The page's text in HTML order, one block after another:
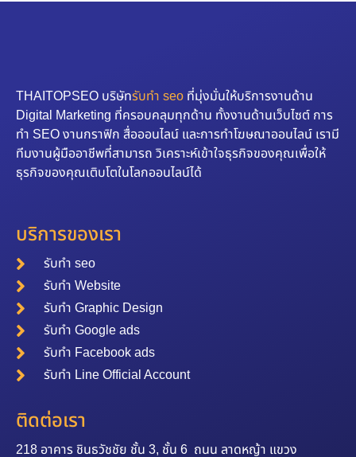
THAITOPSEO บริษัทรับทำ seo ที่มุ่งมั่นให้บริการงานด้าน
Digital Marketing ที่ครอบคลุมทุกด้าน ทั้งงานด้านเว็บไซต์ การ
ทำ SEO งานกราฟิก สื่อออนไลน์ และการทำโฆษณาออนไลน์ เรามี
ทีมงานผู้มืออาชีพที่สามารถ วิเคราะห์เข้าใจธุรกิจของคุณเพื่อให้
ธุรกิจของคุณเติบโตในโลกออนไลน์ได้
บริการของเรา
รับทำ seo
รับทำ Website
รับทำ Graphic Design
รับทำ Google ads
รับทำ Facebook ads
รับทำ Line Official Account
ติดต่อเรา
218 อาคาร ชินธวัชชัย ชั้น 3, ชั้น 6 ถนน ลาดหญ้า แขวง